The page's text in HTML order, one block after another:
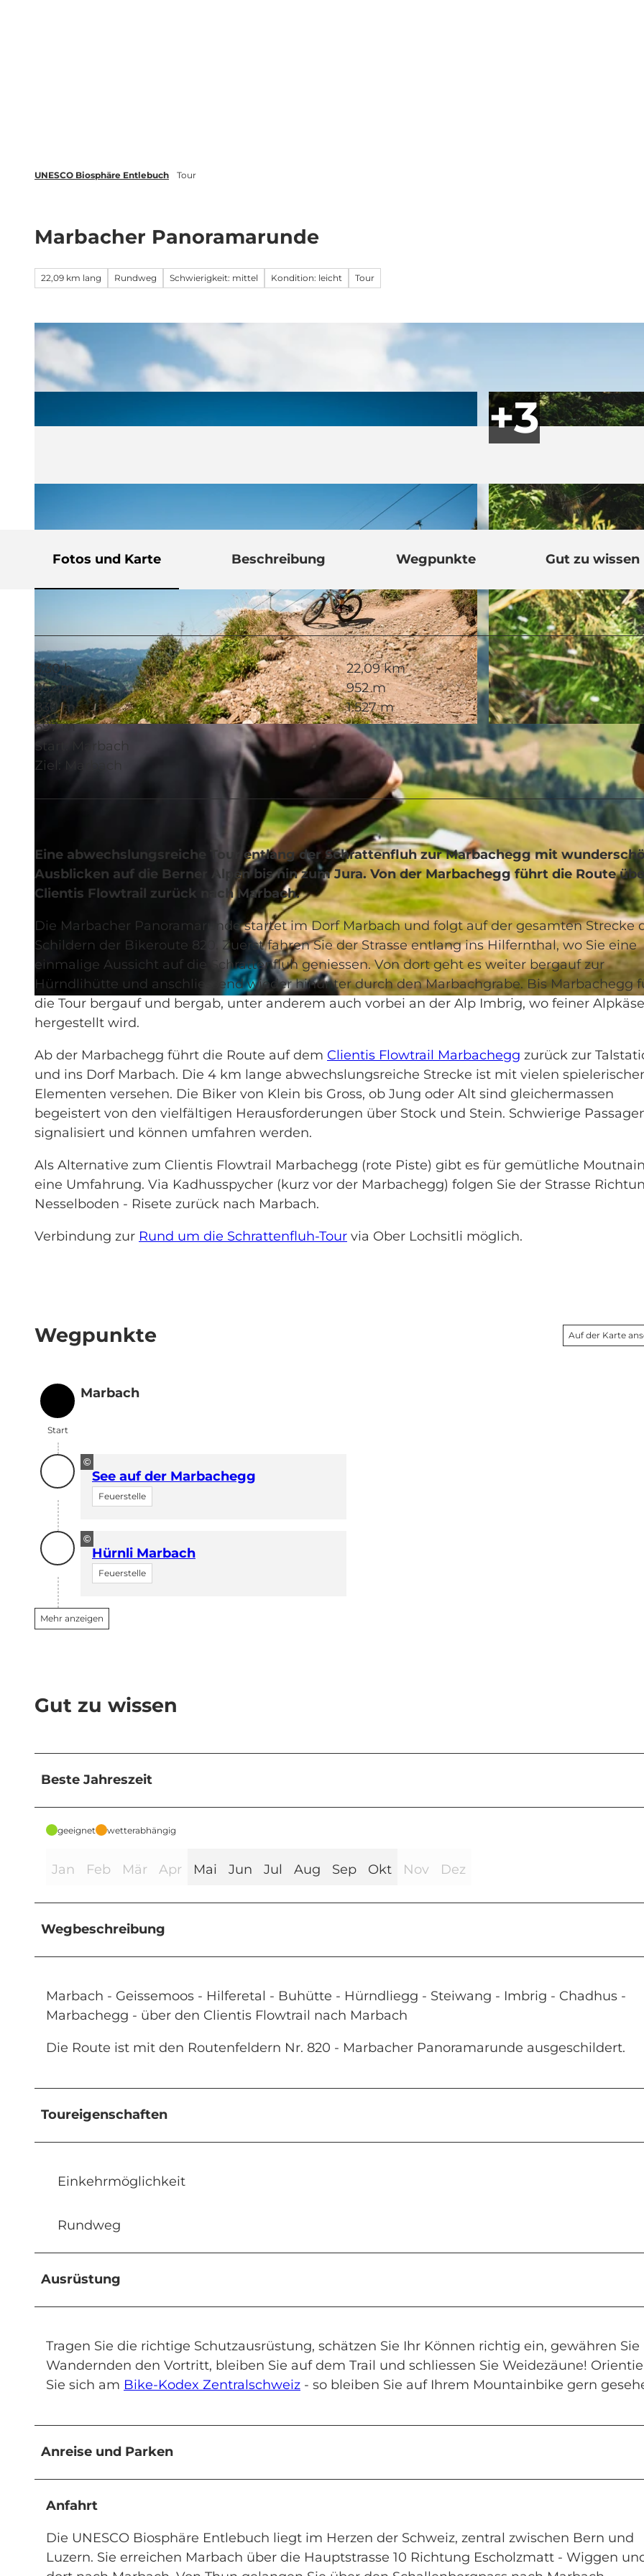
UNESCO Biosphäre Entlebuch Tour
Marbacher Panoramarunde
22,09 km lang Rundweg Schwierigkeit: mittel Kondition: leicht Tour
© Saskia Dugon, UNESCO Biosphäre Entlebuch
© Saskia Dugon, UNESCO Biosphäre Entlebuch © Marcel Fankhauser, UNESCO Biosphäre Entlebuch
Fotos und Karte Beschreibung Wegpunkte Gut zu wissen
3:30 h
22,09 km
952 m
952 m
830 m
1.527 m
697 m
Start: Marbach
Ziel: Marbach
Eine abwechslungsreiche Tour entlang der Schrattenfluh zur Marbachegg mit
Ausblicken auf die Berner Alpen bis hin zum Jura. Von der Marbachegg führt die Route
Clientis Flowtrail zurück nach Marbach.
Die Marbacher Panoramarunde startet im Dorf Marbach und folgt auf der gesamten Strecke
Schildern der Bikeroute 820. Zuerst fahren Sie der Strasse entlang ins Hilfernthal, wo Sie eine
einmalige Aussicht auf die Schrattenfluh geniessen. Von dort geht es weiter bergauf zur
Hürndlihütte und anschliessend wieder hinunter durch den Marbachgrabe. Bis Marbachegg
die Tour bergauf und bergab, unter anderem auch vorbei an der Alp Imbrig, wo feiner Alpkäse
hergestellt wird.
Ab der Marbachegg führt die Route auf dem Clientis Flowtrail Marbachegg zurück zur
und ins Dorf Marbach. Die 4 km lange abwechslungsreiche Strecke ist mit vielen
Elementen versehen. Die Biker von Klein bis Gross, ob Jung oder Alt sind gleichermassen
begeistert von den vielfältigen Herausforderungen über Stock und Stein. Schwierige
signalisiert und können umfahren werden.
Als Alternative zum Clientis Flowtrail Marbachegg (rote Piste) gibt es für gemütliche
eine Umfahrung. Via Kadhusspycher (kurz vor der Marbachegg) folgen Sie der Strasse
Nesselboden - Risete zurück nach Marbach.
Verbindung zur Rund um die Schrattenfluh-Tour via Ober Lochsitli möglich.
Wegpunkte Auf der Karte
Start
Start
Marbach
©
See auf der Marbachegg
Feuerstelle
©
Hürnli Marbach
Feuerstelle
Mehr anzeigen
Gut zu wissen
Beste Jahreszeit
geeignet wetterabhängig
Jan Feb Mär Apr Mai Jun Jul Aug Sep Okt Nov Dez
Wegbeschreibung
Marbach - Geissemoos - Hilferetal - Buhütte - Hürndliegg - Steiwang - Imbrig - Chadhus -
Marbachegg - über den Clientis Flowtrail nach Marbach
Die Route ist mit den Routenfeldern Nr. 820 - Marbacher Panoramarunde ausgeschildert.
Toureigenschaften
Einkehrmöglichkeit
Rundweg
Ausrüstung
Tragen Sie die richtige Schutzausrüstung, schätzen Sie Ihr Können richtig ein, gewähren Sie
Wandernden den Vortritt, bleiben Sie auf dem Trail und schliessen Sie Weidezäune!
Sie sich am Bike-Kodex Zentralschweiz - so bleiben Sie auf Ihrem Mountainbike gern
Anreise und Parken
Anfahrt
Die UNESCO Biosphäre Entlebuch liegt im Herzen der Schweiz, zentral zwischen Bern und
Luzern. Sie erreichen Marbach über die Hauptstrasse 10 Richtung Escholzmatt - Wiggen